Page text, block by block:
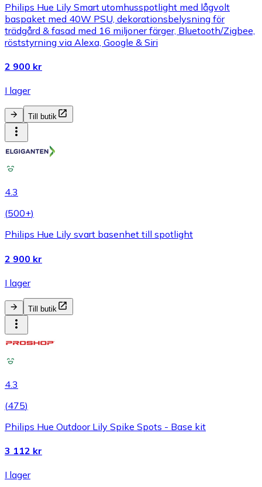
Philips Hue Lily Smart utomhusspotlight med lågvolt
baspaket med 40W PSU, dekorationsbelysning för
trädgård & fasad med 16 miljoner färger, Bluetooth/Zigbee,
röststyrning via Alexa, Google & Siri
2 900 kr
I lager
Till butik
4.3
(500+)
Philips Hue Lily svart basenhet till spotlight
2 900 kr
I lager
Till butik
4.3
(475)
Philips Hue Outdoor Lily Spike Spots - Base kit
3 112 kr
I lager